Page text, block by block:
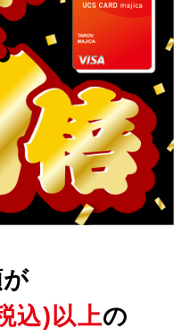
込)以上の